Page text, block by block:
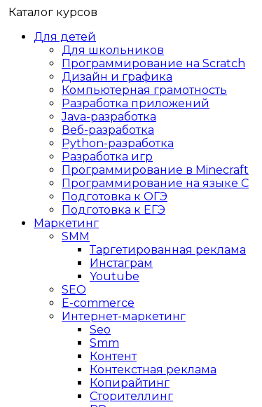
Каталог курсов
Для детей
Для школьников
Программирование на Scratch
Дизайн и графика
Компьютерная грамотность
Разработка приложений
Java-разработка
Веб-разработка
Python-разработка
Разработка игр
Программирование в Minecraft
Программирование на языке C
Подготовка к ОГЭ
Подготовка к ЕГЭ
Маркетинг
SMM
Таргетированная реклама
Инстаграм
Youtube
SEO
E-сommerce
Интернет-маркетинг
Seo
Smm
Контент
Контекстная реклама
Копирайтинг
Сторителлинг